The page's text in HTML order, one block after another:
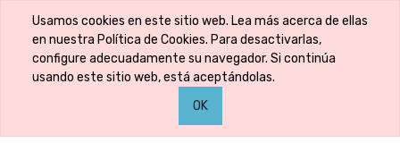
Usamos cookies en este sitio web. Lea más acerca de ellas
en nuestra Política de Cookies. Para desactivarlas,
configure adecuadamente su navegador. Si continúa
usando este sitio web, está aceptándolas.
OK